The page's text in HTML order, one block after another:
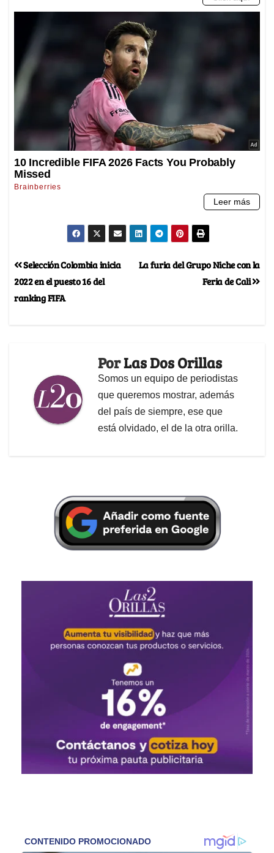
La furia del Grupo Niche con la
Feria de Cali
Selección Colombia inicia
2022 en el puesto 16 del
ranking FIFA
PorLas Dos Orillas
Somos un equipo de periodistas
que queremos mostrar, además
del país de siempre, ese que
está olvidado, el de la otra orilla.